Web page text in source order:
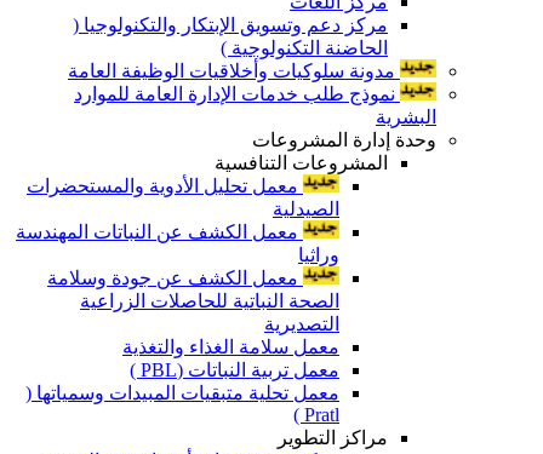
مركز دعم وتسويق الإبتكار والتكنولوجيا (
الحاضنة التكنولوجية )
مدونة سلوكيات وأخلاقيات الوظيفة العامة
نموذج طلب خدمات الإدارة العامة للموارد
البشرية
وحدة إدارة المشروعات
المشروعات التنافسية
معمل تحليل الأدوية والمستحضرات
الصيدلية
معمل الكشف عن النباتات المهندسة
وراثيا
معمل الكشف عن جودة وسلامة
الصحة النباتية للحاصلات الزراعية
التصديرية
معمل سلامة الغذاء والتغذية
معمل تربية النباتات (PBL )
معمل تحلية متبقيات المبيدات وسمياتها (
Pratl )
مراكز التطوير